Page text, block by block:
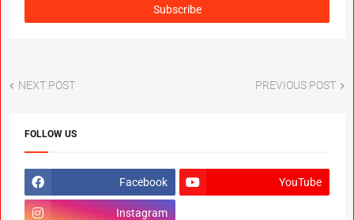
NEXT POST PREVIOUS POST
FOLLOW US
Facebook YouTube
Instagram